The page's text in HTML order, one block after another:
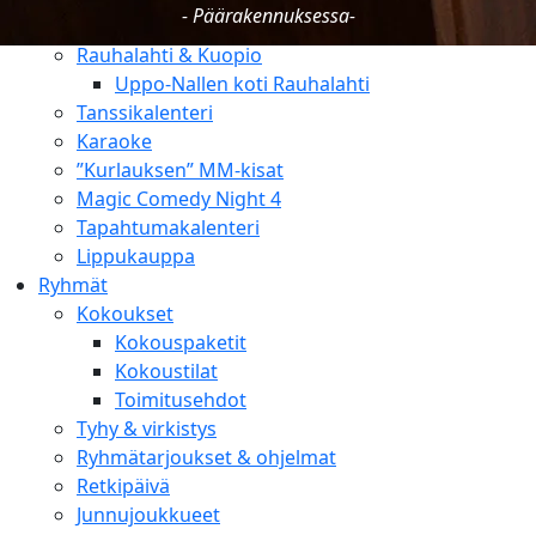
Lomaohjelma & luonto
Rauhalahti & Kuopio
Uppo-Nallen koti Rauhalahti
Tanssikalenteri
Karaoke
”Kurlauksen” MM-kisat
Magic Comedy Night 4
Tapahtumakalenteri
Lippukauppa
Ryhmät
Kokoukset
Kokouspaketit
Kokoustilat
Toimitusehdot
Tyhy & virkistys
Ryhmätarjoukset & ohjelmat
Retkipäivä
Junnujoukkueet
- Päärakennuksessa-